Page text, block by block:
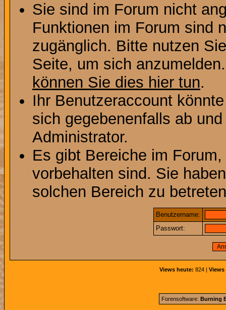
Sie sind im Forum nicht
Funktionen im Forum sind
zugänglich. Bitte nutzen
Seite, um sich
können Sie dies hier tun.
Ihr Benutzeraccount
sich gegebenenfalls ab
Administrator.
Es gibt Bereiche im
vorbehalten sind. Sie
solchen Bereich zu
Benutzername:
Passwort:
Views heute: 824 | Views
Forensoftware: Burning